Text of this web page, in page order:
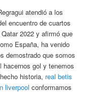
atendió a los
encuentro de cuartos
2022 y afirmó que
España, ha venido
demostrado que somos
hacernos gol y tenemos
historia, real betis
liverpool conformamos